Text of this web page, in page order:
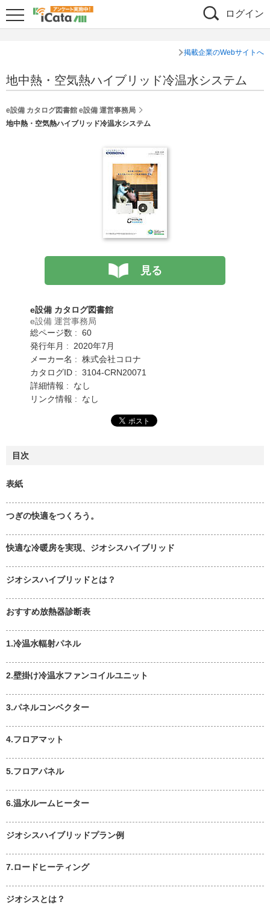
ログイン
掲載企業のWebサイトへ
地中熱・空気熱ハイブリッド冷温水システム
e設備 カタログ図書館 e設備 運営事務局
地中熱・空気熱ハイブリッド冷温水システム
見る
e設備 カタログ図書館
e設備 運営事務局
総ページ数 : 60
発行年月 : 2020年7月
メーカー名 : 株式会社コロナ
カタログID : 3104-CRN20071
詳細情報 : なし
リンク情報 : なし
目次
表紙
つぎの快適をつくろう。
快適な冷暖房を実現、ジオシスハイブリッド
ジオシスハイブリッドとは？
おすすめ放熱器診断表
1.冷温水輻射パネル
2.壁掛け冷温水ファンコイルユニット
3.パネルコンベクター
4.フロアマット
5.フロアパネル
6.温水ルームヒーター
ジオシスハイブリッドプラン例
7.ロードヒーティング
ジオシスとは？